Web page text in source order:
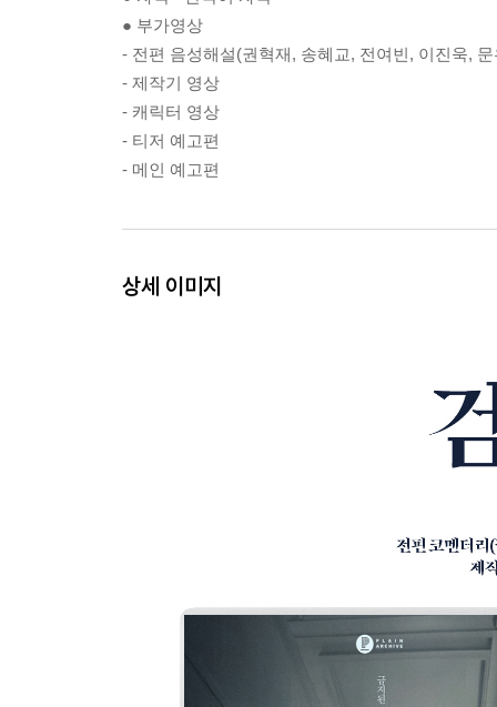
● 부가영상
- 전편 음성해설(권혁재, 송혜교, 전여빈, 이진욱,
- 제작기 영상
- 캐릭터 영상
- 티저 예고편
- 메인 예고편
상세 이미지